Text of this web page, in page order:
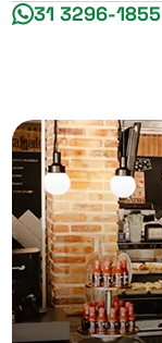
31 3296-1855